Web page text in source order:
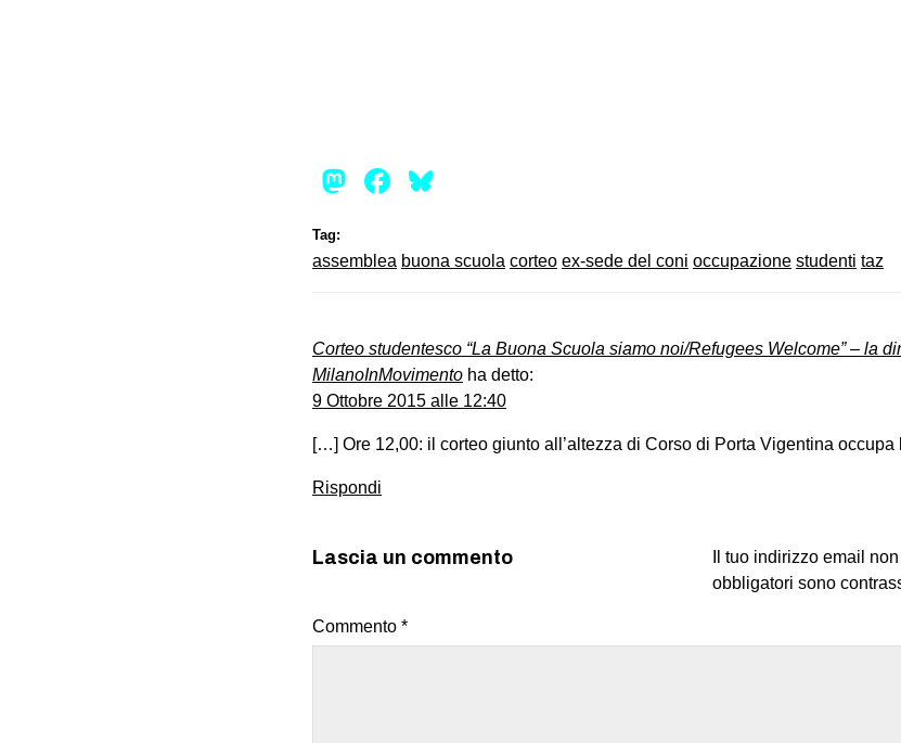
Mastodon
Facebook
Tag:
assemblea buona scuola corteo ex-sede del coni occupazione studenti taz
Corteo studentesco “La Buona Scuola siamo noi/Refugees Welcome” – la
MilanoInMovimento ha detto:
9 Ottobre 2015 alle 12:40
[…] Ore 12,00: il corteo giunto all’altezza di Corso di Porta Vigentina
Rispondi
Lascia un commento Il tuo indirizzo email
obbligatori sono
Commento *